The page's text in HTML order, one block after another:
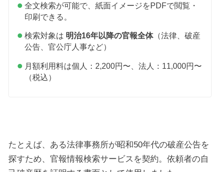
全文検索が可能で、紙面イメージをPDFで閲覧・
印刷できる。
検索対象は 明治16年以降の官報全体（法律、破産
公告、官公庁人事など）
月額利用料は個人：2,200円〜、法人：11,000円〜
（税込）
たとえば、ある法律事務所が昭和50年代の破産公告を
探すため、官報情報検索サービスを契約。依頼者の自